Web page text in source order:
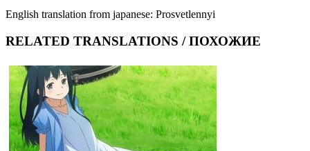
English translation from japanese: Prosvetlennyi
RELATED TRANSLATIONS / ПОХОЖИЕ